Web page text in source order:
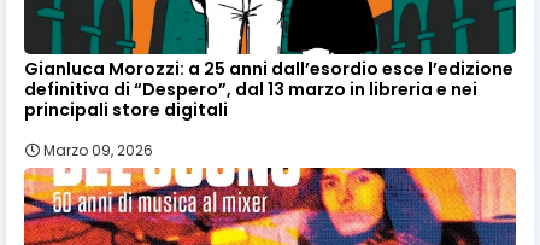
Gianluca Morozzi: a 25 anni dall’esordio esce l’edizione
definitiva di “Despero”, dal 13 marzo in libreria e nei
principali store digitali
Marzo 09, 2026